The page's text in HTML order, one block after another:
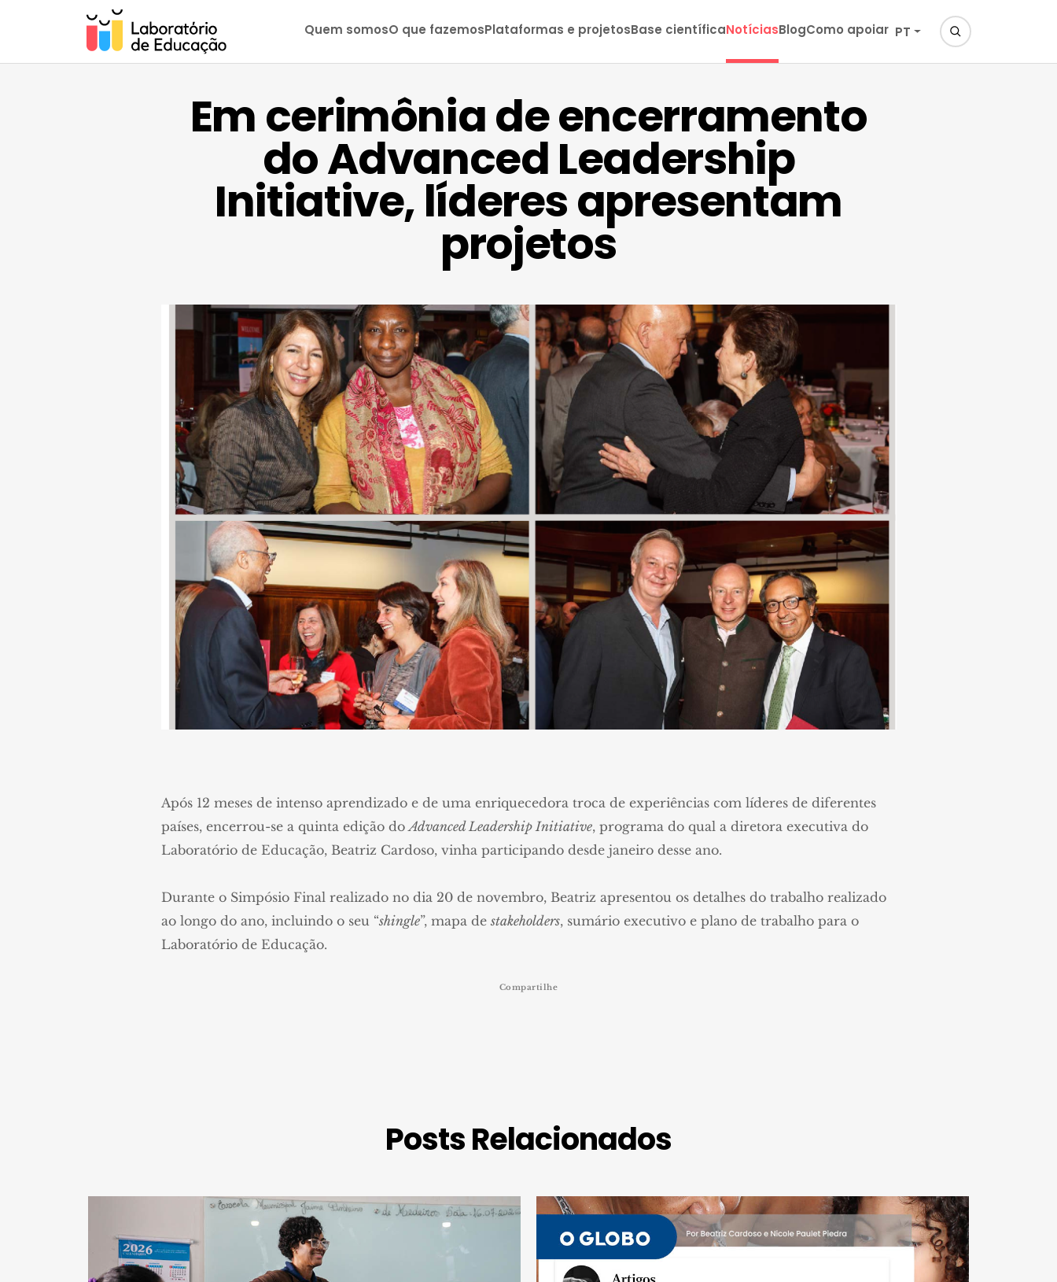
Quem somosO que fazemosPlataformas e projetosBase científicaNotíciasBlogComo apoiar PT
Em cerimônia de encerramento
do Advanced Leadership
Initiative, líderes apresentam
projetos
Após 12 meses de intenso aprendizado e de uma enriquecedora troca de experiências com líderes de diferentes
países, encerrou-se a quinta edição doAdvanced Leadership Initiative, programa do qual a diretora executiva do
Laboratório de Educação, Beatriz Cardoso, vinha participando desde janeiro desse ano.
Durante o Simpósio Final realizado no dia 20 de novembro, Beatriz apresentou os detalhes do trabalho realizado
ao longo do ano, incluindo o seu “shingle”, mapa de stakeholders, sumário executivo e plano de trabalho para o
Laboratório de Educação.
Compartilhe
Posts Relacionados